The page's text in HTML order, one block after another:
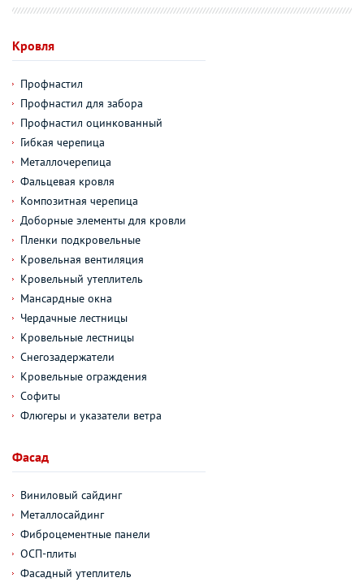
Кровля
Профнастил
Профнастил для забора
Профнастил оцинкованный
Гибкая черепица
Металлочерепица
Фальцевая кровля
Композитная черепица
Доборные элементы для кровли
Пленки подкровельные
Кровельная вентиляция
Кровельный утеплитель
Мансардные окна
Чердачные лестницы
Кровельные лестницы
Снегозадержатели
Кровельные ограждения
Софиты
Флюгеры и указатели ветра
Фасад
Виниловый сайдинг
Металлосайдинг
Фиброцементные панели
ОСП-плиты
Фасадный утеплитель